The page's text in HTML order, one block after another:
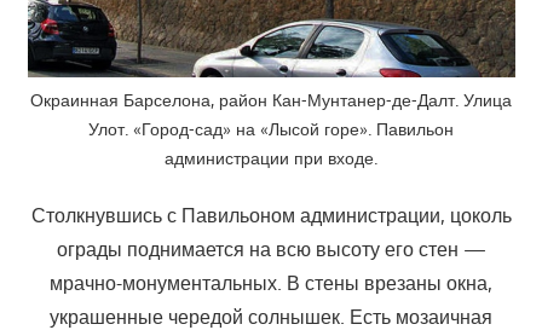
Окраинная Барселона, район Кан-Мунтанер-де-Далт. Улица
Улот. «Город-сад» на «Лысой горе». Павильон
администрации при входе.
Столкнувшись с Павильоном администрации, цоколь
ограды поднимается на всю высоту его стен —
мрачно-монументальных. В стены врезаны окна,
украшенные чередой солнышек. Есть мозаичная